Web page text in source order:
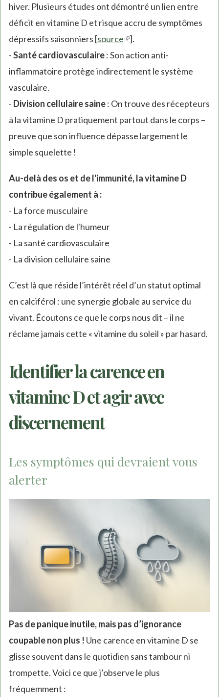
hiver. Plusieurs études ont démontré un lien entre
déficit en vitamine D et risque accru de symptômes
dépressifs saisonniers [source(link
is
external)
].
-Santé cardiovasculaire: Son action anti-
inflammatoire protège indirectement le système
vasculaire.
- Division cellulaire saine: On trouve des récepteurs
à la vitamine D pratiquement partout dans le corps –
preuve que son influence dépasse largement le
simple squelette !
Au-delà des os et de l'immunité, la vitamine D
contribue également à :
- La force musculaire
- La régulation de l'humeur
- La santé cardiovasculaire
- La division cellulaire saine
C’est là que réside l’intérêt réel d’un statut optimal
en calciférol : une synergie globale au service du
vivant. Écoutons ce que le corps nous dit – il ne
réclame jamais cette « vitamine du soleil » par hasard.
Identifier la carence en
vitamine D et agir avec
discernement
Les symptômes qui devraient vous
alerter
Pas de panique inutile, mais pas d’ignorance
coupable non plus ! Une carence en vitamine D se
glisse souvent dans le quotidien sans tambour ni
trompette. Voici ce que j’observe le plus
fréquemment :